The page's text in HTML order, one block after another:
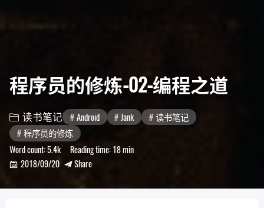
程序员的修炼-02-编程之道
 读书笔记 Android Jank
读书笔记
程序员的修炼
Word count:5.4k Reading time:18 min
 2018/09/20  Share